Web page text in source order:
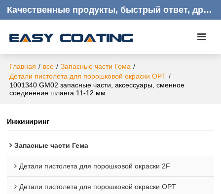
Качественные продукты, быстрый ответ, дружелюбное обслуживание клиентов
Главная / все / Запасные части Гема /
Детали пистолета для порошковой окраски OPT /
1001340 GM02 запасные части, аксессуары, сменное
соединение шланга 11-12 мм
Инжиниринг
Запасные части Гема
Детали пистолета для порошковой окраски 2F
Детали пистолета для порошковой окраски OPT